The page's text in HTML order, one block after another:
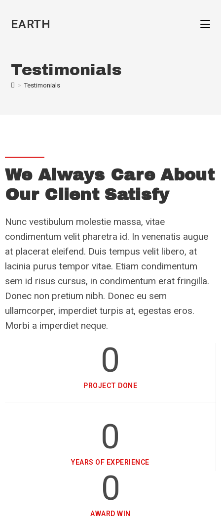
EARTH
Testimonials
> Testimonials
We Always Care About
Our Client Satisfy
Nunc vestibulum molestie massa, vitae
condimentum velit pharetra id. In venenatis augue
at placerat eleifend. Duis tempus velit libero, at
lacinia purus tempor vitae. Etiam condimentum
sem id risus cursus, in condimentum erat fringilla.
Donec non pretium nibh. Donec eu sem
ullamcorper, imperdiet turpis at, egestas eros.
Morbi a imperdiet neque.
PROJECT DONE
0
YEARS OF EXPERIENCE
0
AWARD WIN
0